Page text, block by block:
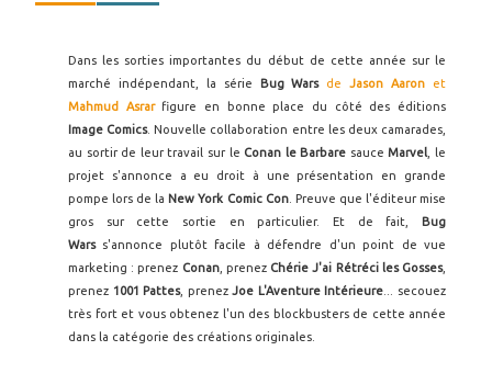
Dans les sorties importantes du début de cette année sur le
marché indépendant, la série
Bug Wars deJason Aaron et
Mahmud Asrarfigure en bonne place du côté des éditions
Image Comics. Nouvelle collaboration entre les deux camarades,
au sortir de leur travail sur le Conan le Barbare sauceMarvel , le
projet s'annonce a eu droit à une présentation en grande
pompe lors de la New York Comic Con. Preuve que l'éditeur mise
gros sur cette sortie en particulier. Et de fait, Bug
Warss'annonce plutôt facile à défendre d'un point de vue
marketing : prenez Conan, prenez Chérie J'ai Rétréci les Gosses,
prenez 1001 Pattes, prenezJoe L'Aventure Intérieure ... secouez
très fort et vous obtenez l'un des blockbusters de cette année
dans la catégorie des créations originales.